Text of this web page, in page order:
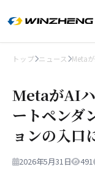
トップ ニュース Meta
MetaがAI
ートペンダ
ョンの入口
2026年5月31日 491